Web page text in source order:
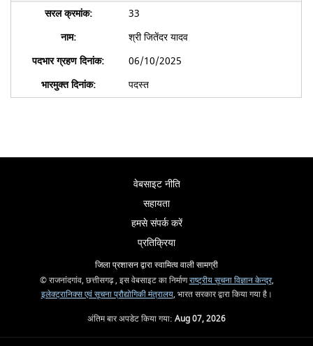
33
श्री जितेंदर यादव
06/10/2025
पदस्त
वेबसाइट नीति
सहायता
हमसे संपर्क करें
प्रतिक्रिया
जिला प्रशासन द्वारा स्वामित्व वाली सामग्री
© राजनांदगांव, छत्तीसगढ़ , इस वेबसाइट का निर्माणराष्ट्रीय सूचना विज्ञान केन्द्र,
इलेक्ट्रानिक्स एवं सूचना प्रौद्योगिकी मंत्रालय, भारत सरकार द्वारा किया गया है।
अंतिम बार अपडेट किया गया: Aug 07, 2026